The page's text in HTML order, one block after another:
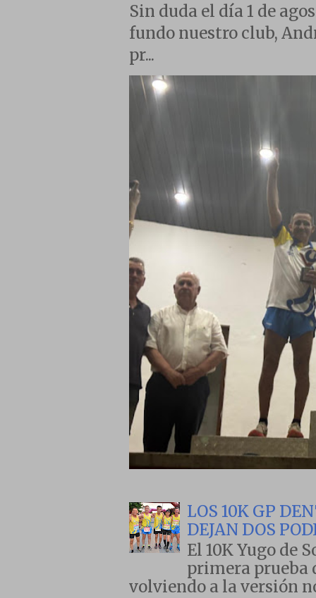
Sin duda el día 1 de
fundo nuestro club,
pr...
LOS 10K GP
DEJAN DOS
El 10K Yugo de
primera prueba
volviendo a la versión